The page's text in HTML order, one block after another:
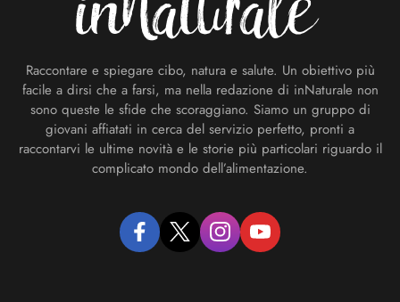
Raccontare e spiegare cibo, natura e salute. Un obiettivo più
facile a dirsi che a farsi, ma nella redazione di inNaturale non
sono queste le sfide che scoraggiano. Siamo un gruppo di
giovani affiatati in cerca del servizio perfetto, pronti a
raccontarvi le ultime novità e le storie più particolari riguardo il
complicato mondo dell’alimentazione.
facebooktwitter instagramyoutube